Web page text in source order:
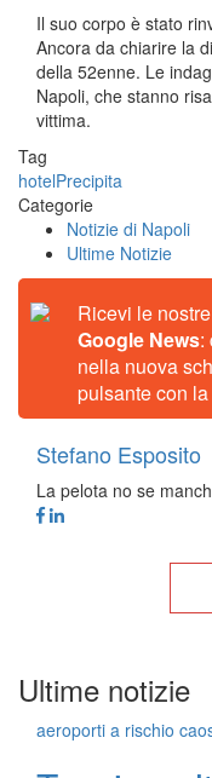
Il suo corpo è stato
Ancora da chiarire la
della 52enne. Le
Napoli, che stanno
vittima.
Tag
hotelPrecipita
Categorie
Notizie di Napoli
Ultime Notizie
Ricevi le
Google News:
nella nuova
pulsante con
Stefano Esposito
La pelota no se
Ultime notizie
aeroporti a rischio